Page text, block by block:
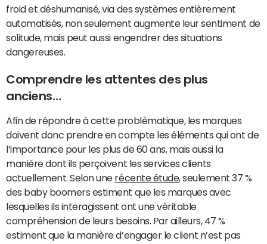
froid et déshumanisé, via des systèmes entièrement
automatisés, non seulement augmente leur sentiment de
solitude, mais peut aussi engendrer des situations
dangereuses.
Comprendre les attentes des plus
anciens…
Afin de répondre à cette problématique, les marques
doivent donc prendre en compte les éléments qui ont de
l’importance pour les plus de 60 ans, mais aussi la
manière dont ils perçoivent les services clients
actuellement. Selon une récente étude, seulement 37 %
des baby boomers estiment que les marques avec
lesquelles ils interagissent ont une véritable
compréhension de leurs besoins. Par ailleurs, 47 %
estiment que la manière d’engager le client n’est pas